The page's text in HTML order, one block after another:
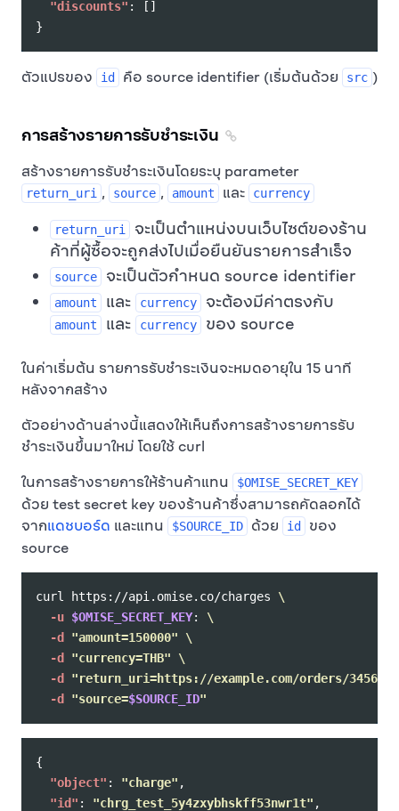
"discounts" :
[]
}
ตัวแปรของ id คือ source identifier (เริ่มต้นด้วย src )
การสร้างรายการรับชำระเงิน
สร้างรายการรับชำระเงินโดยระบุ parameter
return_uri , source , amount และ currency
return_uri
จะเป็นตำแหน่งบนเว็บไซต์ของร้าน
ค้าที่ผู้ซื้อจะถูกส่งไปเมื่อยืนยันรายการสำเร็จ
source จะเป็นตัวกำหนด source identifier
amount และ currency จะต้องมีค่าตรงกับ
amount และ currency ของ source
ในค่าเริ่มต้น รายการรับชำระเงินจะหมดอายุใน 15 นาที
หลังจากสร้าง
ตัวอย่างด้านล่างนี้แสดงให้เห็นถึงการสร้างรายการรับ
ชำระเงินขึ้นมาใหม่ โดยใช้ curl
ในการสร้างรายการให้ร้านค้าแทน
$OMISE_SECRET_KEY
ด้วย test secret key ของร้านค้าซึ่งสามารถคัดลอกได้
จากแดชบอร์ด และแทน $SOURCE_ID ด้วย id
ของ
source
curl https://api.omise.co/charges \
-u $OMISE_SECRET_KEY: \
-d
"amount=150000"
\
-d
"currency=THB"
\
-d
"return_uri=https://example.com/orders/
-d
"source=$SOURCE_ID"
{
"object" : "charge" ,
"id" : "chrg_test_5y4zxybhskff53nwr1t" ,